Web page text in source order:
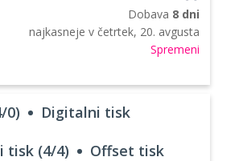
Dobava 8 dni
najkasneje v četrtek, 20. avgusta
Spremeni
0) Digitalni tisk
tisk (4/4) Offset tisk